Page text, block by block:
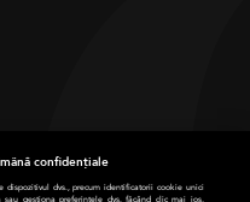
confidențiale
dispozitivul dvs., precum identificatorii cookie unici
sau gestiona preferințele dvs. făcând clic mai jos,